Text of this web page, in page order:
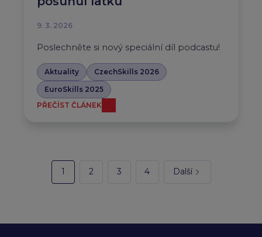
9. 3. 2026
Poslechněte si nový speciální díl podcastu!
Aktuality
CzechSkills 2026
EuroSkills 2025
PŘEČÍST ČLÁNEK
1 2 3 4 Další